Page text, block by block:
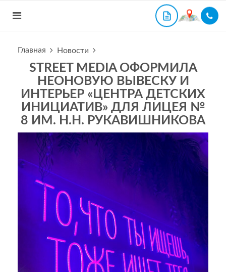
Главная Новости
STREET MEDIA ОФОРМИЛА
НЕОНОВУЮ ВЫВЕСКУ И
ИНТЕРЬЕР «ЦЕНТРА ДЕТСКИХ
ИНИЦИАТИВ» ДЛЯ ЛИЦЕЯ №
8 ИМ. Н.Н. РУКАВИШНИКОВА